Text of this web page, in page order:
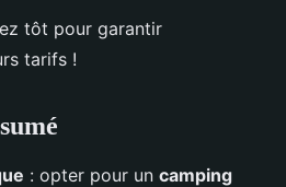
tôt pour garantir
tarifs !
: opter pour un camping